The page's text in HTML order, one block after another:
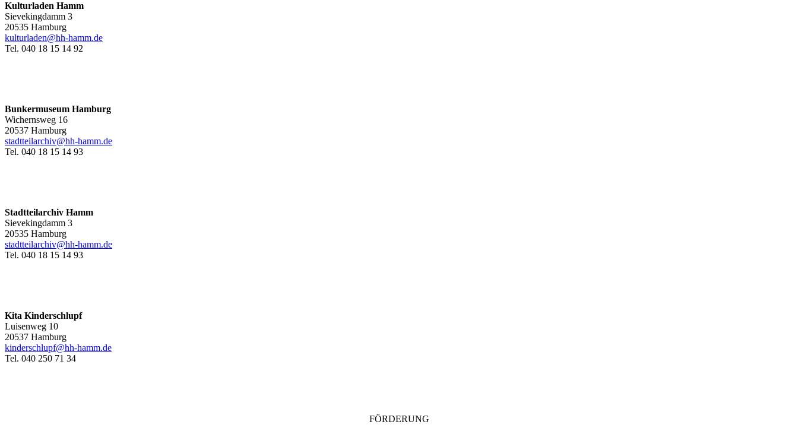
Kulturladen Hamm
Sievekingdamm 3
20535 Hamburg
kulturladen@hh-hamm.de
Tel. 040 18 15 14 92
Bunkermuseum Hamburg
Wichernsweg 16
20537 Hamburg
stadtteilarchiv@hh-hamm.de
Tel. 040 18 15 14 93
Stadtteilarchiv Hamm
Sievekingdamm 3
20535 Hamburg
stadtteilarchiv@hh-hamm.de
Tel. 040 18 15 14 93
Kita Kinderschlupf
Luisenweg 10
20537 Hamburg
kinderschlupf@hh-hamm.de
Tel. 040 250 71 34
FÖRDERUNG